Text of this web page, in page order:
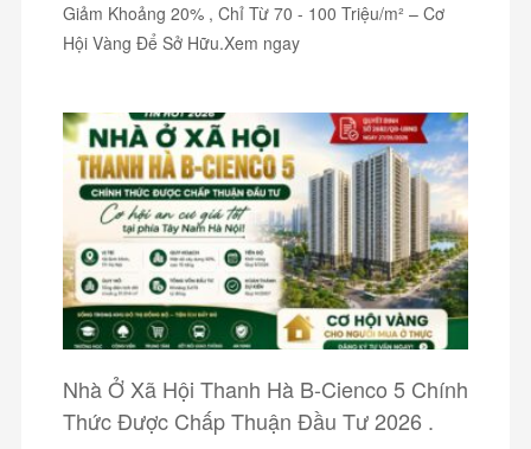
Giảm Khoảng 20% , Chỉ Từ 70 - 100 Triệu/m² – Cơ
Hội Vàng Để Sở Hữu.Xem ngay
Nhà Ở Xã Hội Thanh Hà B-Cienco 5 Chính
Thức Được Chấp Thuận Đầu Tư 2026 .